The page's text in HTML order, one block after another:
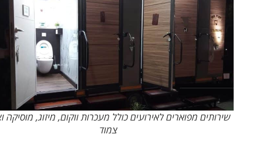
שירותים מפוארים לאירועים כולל מעכרות ווקום, מיזוג, מוסיקה
צמוד